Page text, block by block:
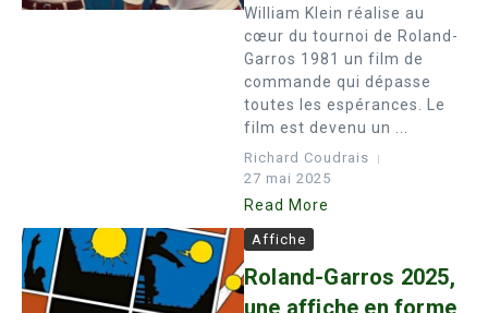
William Klein réalise au
cœur du tournoi de Roland-
Garros 1981 un film de
commande qui dépasse
toutes les espérances. Le
film est devenu un ...
Richard Coudrais
27 mai 2025
Read More
Affiche
Roland-Garros 2025,
une affiche en forme